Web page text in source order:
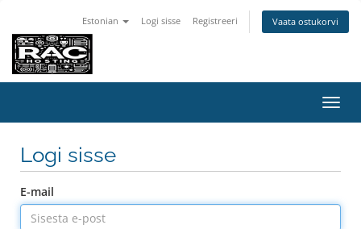
Estonian Logi sisse Registreeri Vaata ostukorvi
Logi sisse
E-mail